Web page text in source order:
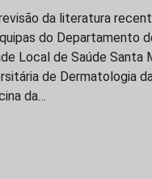
da literatura
do Departamento
Local de Saúde Santa
de Dermatologia
da…